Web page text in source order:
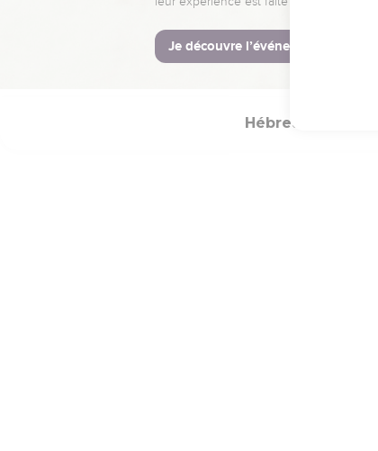
25 Que le Seigneur
© Société biblique
Hébreux